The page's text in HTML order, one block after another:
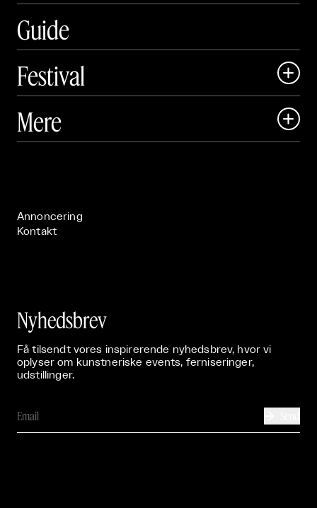
Guide
Festival

 Art Matter Festival
Mere 
Annoncering
Kontakt
Nyhedsbrev
Få tilsendt vores inspirerende nyhedsbrev, hvor vi
oplyser om kunstneriske events, ferniseringer,
udstillinger.